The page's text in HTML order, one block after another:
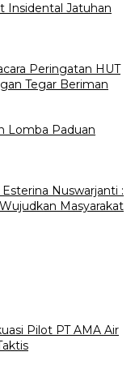
Insidental Jatuhan
Peringatan HUT
Tegar Beriman
Lomba Paduan
Nuswarjanti :
Masyarakat
Pilot PT AMA Air